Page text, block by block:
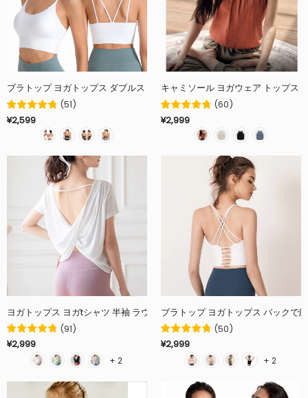
ブラトップ ヨガトップス ダブルストラップ 幅広ヘム クロス Uネック ス
(51)
¥2,599
キャミソール ヨガウェア トップス
(60)
¥2,999
ヨガトップス ヨガtシャツ 半袖 ラウンドネック 全6色 フリル 二の腕カバ
(91)
¥2,999
+ 2
(50)
¥2,999
+ 2